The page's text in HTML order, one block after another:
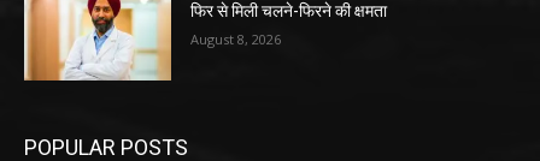
फिर से मिली चलने-फिरने की क्षमता
August 8, 2026
POPULAR POSTS